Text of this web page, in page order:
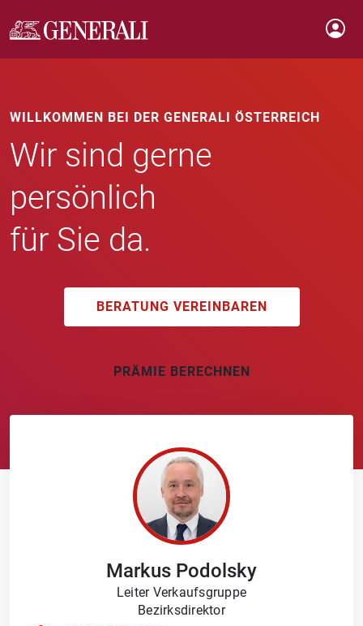
WILLKOMMEN BEI DER GENERALI ÖSTERREICH
Wir sind gerne
persönlich
für Sie da.
BERATUNG VEREINBAREN
PRÄMIE BERECHNEN
Markus Podolsky
Leiter Verkaufsgruppe
Bezirksdirektor